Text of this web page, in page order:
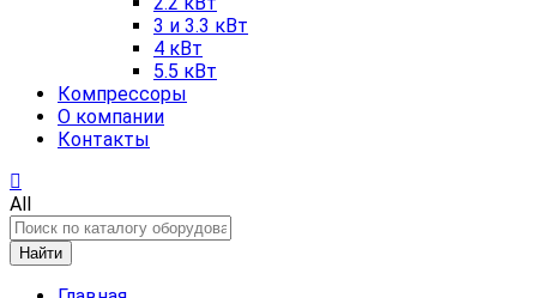
3 и 3.3 кВт
4 кВт
5.5 кВт
Компрессоры
О компании
Контакты
All
Найти